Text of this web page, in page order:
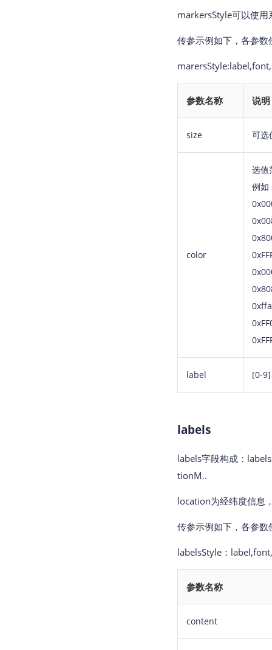
markersStyle可以使用
传参示例如下，各参
参数名称 说明
size 可选
color
选
例如
label [0-
labels
labels字段构成：
tionM..
location为经纬度信息
传参示例如下，各参
labelsStyle：
参数名称
content